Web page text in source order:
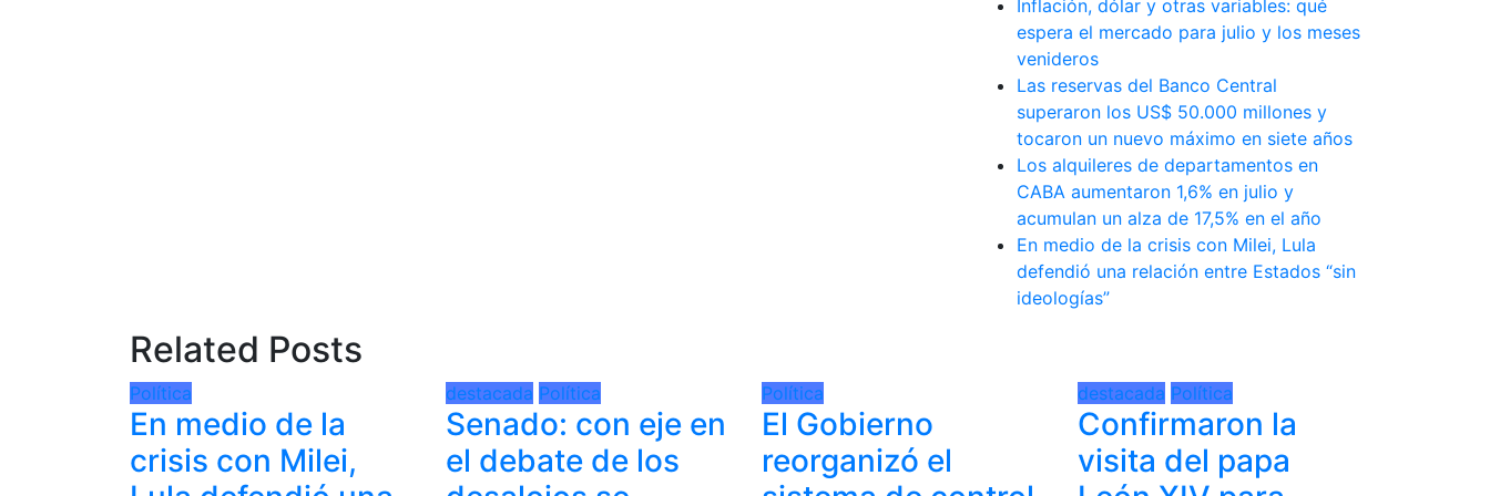
Inflación, dólar y otras variables: qué
espera el mercado para julio y los meses
venideros
Las reservas del Banco Central
superaron los US$ 50.000 millones y
tocaron un nuevo máximo en siete años
Los alquileres de departamentos en
CABA aumentaron 1,6% en julio y
acumulan un alza de 17,5% en el año
En medio de la crisis con Milei, Lula
defendió una relación entre Estados “sin
ideologías”
Related Posts
Política
En medio de la
crisis con Milei,
destacada Política
Senado: con eje en
el debate de los
Política
El Gobierno
reorganizó el
destacada Política
Confirmaron la
visita del papa